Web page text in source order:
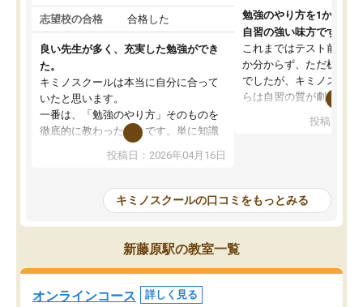
志望校の合格 合格した
良い先生が多く、充実した勉強ができ
た。
キミノスクールは本当に自分に合って
いたと思います。
一番は、「勉強のやり方」そのものを
徹底的に教わったことです。単に知識
を詰め込むのではなく、自学自習の習
慣が身につくよう並走してくれるの
はなくなりました。
講師の方との距離も近く、親身なコー
チングのおかげで、停滞期もモチベー
ションを維持できました。「やらされ
る勉強」から「目標のための勉強」へ
意識が変わったことが、目標校への合
投稿日：2026年04月16日
勉強のやり方を1から教
自習の強い味方です。
これまではテスト前に何
か分からず、ただ机に座
でしたが、キミノスクー
らは自習の質が劇的に変
を明確にしてくれるの
の仕方をコーチングして
ルなので、家での学習習
身につきました。結果と
た。自分から学ぶ姿勢を
投稿日：
キミノスクールの口コミをもっとみる
新藤原駅の教室一覧
オンラインコース 詳しく見る